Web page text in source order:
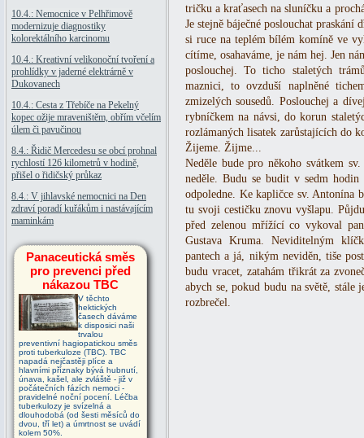
10.4.: Nemocnice v Pelhřimově
modernizuje diagnostiky
kolorektálního karcinomu
10.4.: Kreativní velikonoční tvoření a
prohlídky v jaderné elektrárně v
Dukovanech
10.4.: Cesta z Třebíče na Pekelný
kopec ožije mraveništěm, obřím včelím
úlem či pavučinou
8.4.: Řidič Mercedesu se obcí prohnal
rychlostí 126 kilometrů v hodině,
přišel o řidičský průkaz
8.4.: V jihlavské nemocnici na Den
zdraví poradí kuřákům i nastávajícím
maminkám
Panaceutická směs
pro prevenci před
nákazou TBC
V těchto
hektických
časech dáváme
k disposici naši
trvalou
preventivní hagiopatickou směs
proti tuberkuloze (TBC). TBC
napadá nejčastěji plíce a
hlavními příznaky bývá hubnutí,
únava, kašel, ale zvláště - již v
počátečních fázích nemoci -
pravidelné noční pocení. Léčba
tuberkulozy je svízelná a
dlouhodobá (od šesti měsíců do
dvou, tří let) a úmrtnost se uvádí
kolem 50%.
tričku a kraťasech na sluníčku a
Je stejně báječné poslouchat
si ruce na teplém bílém komíně ve
cítíme, osahaváme, je nám hej. Jen
poslouchej. To ticho staletých
maznici, to ovzduší naplněné
zmizelých sousedů. Poslouchej a
rybníčkem na návsi, do korun
rozlámaných lisatek zarůstajících do
Žijeme. Žijme...
Neděle bude pro někoho svátkem
neděle. Budu se budit v sedm
odpoledne. Ke kapličce sv. Antonína
tu svoji cestičku znovu vyšlapu.
před zelenou mřížící co vykoval
Gustava Kruma. Neviditelným
pantech a já, nikým neviděn, tiše
budu vracet, zatahám třikrát za
abych se, pokud budu na světě, stále
rozbrečel.